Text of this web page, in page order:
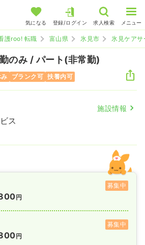
気になる 登録/ログイン 求人検索 メニュー
護roo! 転職 富山県 氷見市 氷見ケアサ
のみ / パート(非常勤)
ブランク可 扶養内可
施設情報
ス
募集中
円
募集中
円